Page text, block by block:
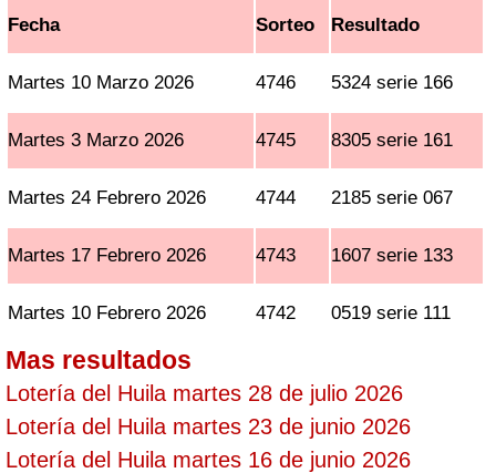
Fecha Sorteo Resultado
Martes 10 Marzo 2026 4746 5324 serie 166
Martes 3 Marzo 2026 4745 8305 serie 161
Martes 24 Febrero 2026 4744 2185 serie 067
Martes 17 Febrero 2026 4743 1607 serie 133
Martes 10 Febrero 2026 4742 0519 serie 111
Mas resultados
Lotería del Huila martes 28 de julio 2026
Lotería del Huila martes 23 de junio 2026
Lotería del Huila martes 16 de junio 2026